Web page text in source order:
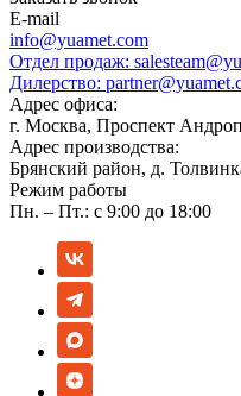
E-mail
info@yuamet.com
Отдел продаж:
Дилерство:
Адрес офиса:
г. Москва, Проспект
Адрес производства:
Брянский район, д.
Режим работы
Пн. – Пт.: с 9:00 до 18:00